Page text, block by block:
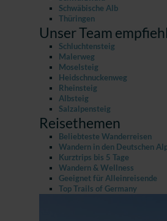
Schwäbische Alb
Thüringen
Unser Team
Schluchtensteig
Malerweg
Moselsteig
Heidschnuckenweg
Rheinsteig
Albsteig
Salzalpensteig
Reisethemen
Beliebteste Wanderreisen
Wandern in den Deutschen
Kurztrips bis 5 Tage
Wandern & Wellness
Geeignet für Alleinreisende
Top Trails of Germany